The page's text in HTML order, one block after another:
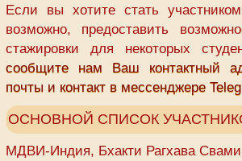
Если вы хотите стать
возможно, предоставить
стажировки для некоторых
сообщите нам Ваш контактный
почты и контакт в мессенджере
ОСНОВНОЙ СПИСОК
МДВИ-Индия, Бхакти Рагхава